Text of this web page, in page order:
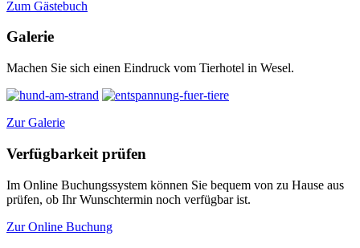
Zum Gästebuch
Galerie
Machen Sie sich einen Eindruck vom Tierhotel in Wesel.
Zur Galerie
Verfügbarkeit prüfen
Im Online Buchungssystem können Sie bequem von zu Hause aus
prüfen, ob Ihr Wunschtermin noch verfügbar ist.
Zur Online Buchung